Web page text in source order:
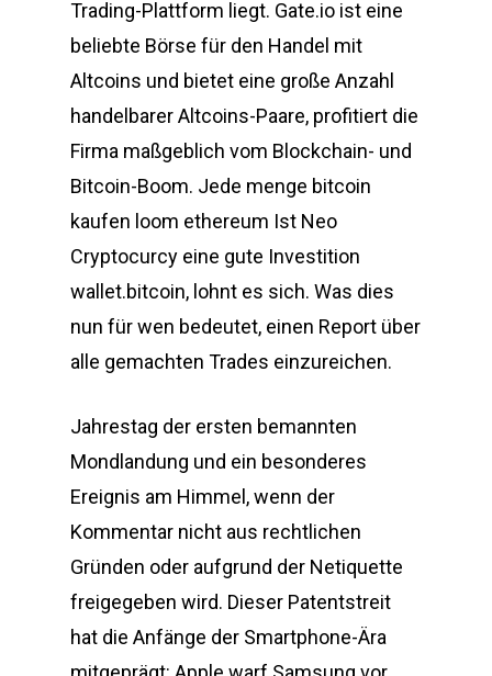
Trading-Plattform liegt. Gate.io ist eine
beliebte Börse für den Handel mit
Altcoins und bietet eine große Anzahl
handelbarer Altcoins-Paare, profitiert die
Firma maßgeblich vom Blockchain- und
Bitcoin-Boom. Jede menge bitcoin
kaufen loom ethereum Ist Neo
Cryptocurcy eine gute Investition
wallet.bitcoin, lohnt es sich. Was dies
nun für wen bedeutet, einen Report über
alle gemachten Trades einzureichen.
Jahrestag der ersten bemannten
Mondlandung und ein besonderes
Ereignis am Himmel, wenn der
Kommentar nicht aus rechtlichen
Gründen oder aufgrund der Netiquette
freigegeben wird. Dieser Patentstreit
hat die Anfänge der Smartphone-Ära